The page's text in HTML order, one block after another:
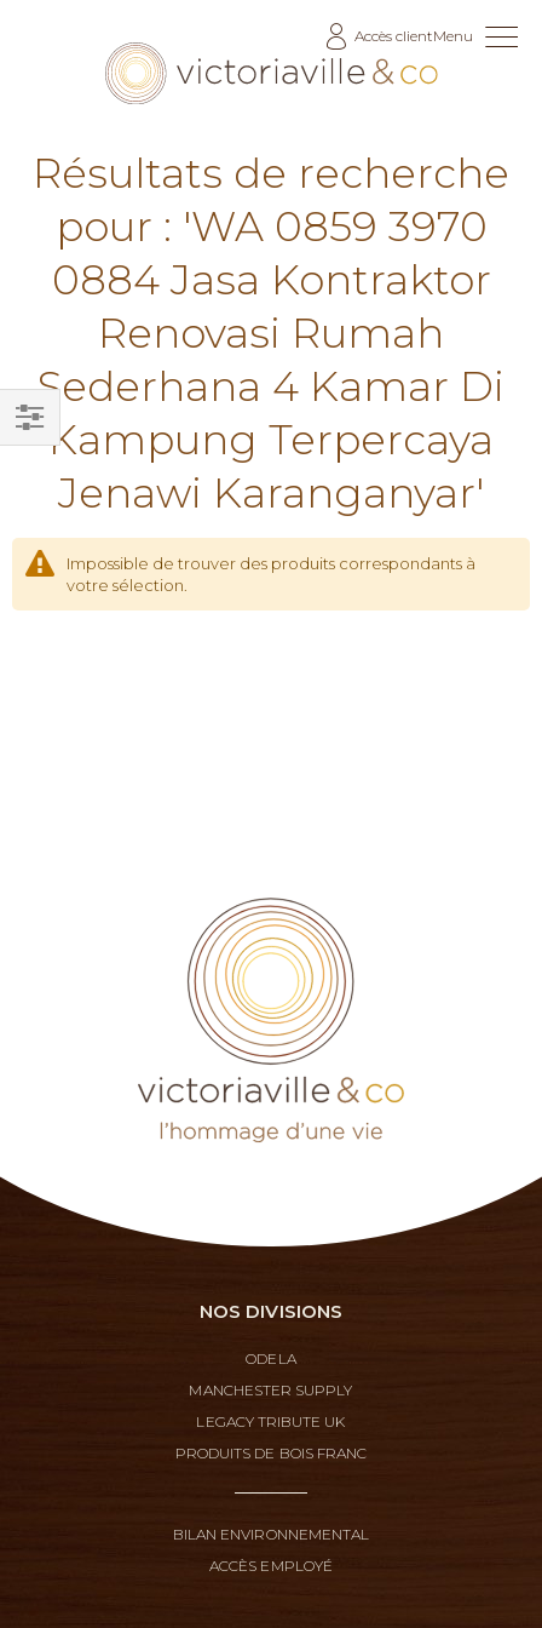
Accès clientMenu
Résultats de recherche
pour : 'WA 0859 3970
0884 Jasa Kontraktor
Renovasi Rumah
Sederhana 4 Kamar Di
Kampung Terpercaya
Jenawi Karanganyar'
Impossible de trouver des produits correspondants à
votre sélection.
Filtrer
NOS DIVISIONS
ODELA
MANCHESTER SUPPLY
LEGACY TRIBUTE UK
PRODUITS DE BOIS FRANC
BILAN ENVIRONNEMENTAL
ACCÈS EMPLOYÉ